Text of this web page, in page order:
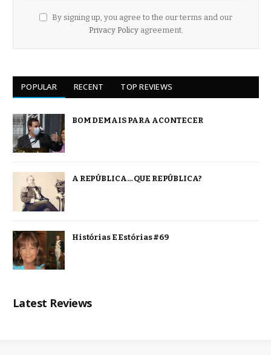
By signing up, you agree to the our terms and our
Privacy Policyagreement.
POPULAR RECENT TOP REVIEWS
BOM DEMAIS PARA ACONTECER
A REPÚBLICA… QUE REPÚBLICA?
Histórias E Estórias #69
Latest Reviews